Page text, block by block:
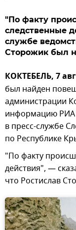
"По факту
следственные
службе
Сторожик был
КОКТЕБЕЛЬ, 7
был найден
администрации
информацию РИА
в пресс-службе
по Республике
"По факту
действия", —
что Ростислав